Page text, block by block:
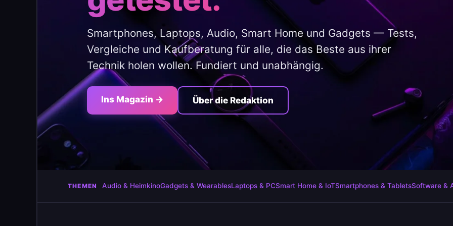
Smartphones, Laptops, Audio, Smart Home und Gadgets — Tests,
Vergleiche und Kaufberatung für alle, die das Beste aus ihrer
Technik holen wollen. Fundiert und unabhängig.
Ins Magazin → Über die Redaktion
THEMEN Audio & HeimkinoGadgets & WearablesLaptops & PCSmart Home & IoTSmartphones & TabletsSoftware &